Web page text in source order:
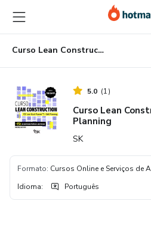
para
o
conteúdo
principal
para
o
pagamento
para
o
rodapé
Curso Lean Construction | PCP e Takt Planning
5.0 (1)
Curso Lean
Planning
SK
Formato: Cursos Online e Serviços de
Idioma: Português